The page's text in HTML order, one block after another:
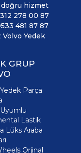
doğru hizmet
278 00 87
481 87 87
Yedek
GRUP
Parça
Lastik
Lüks Araba
Orjinal